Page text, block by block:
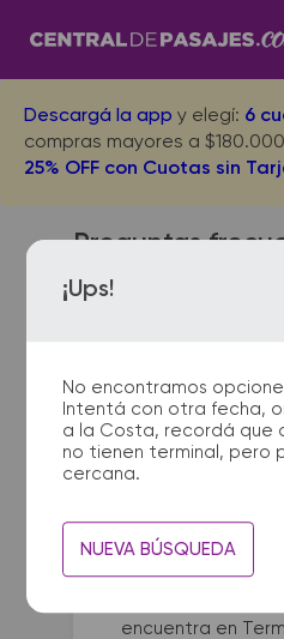
Descargá la app y elegí: 6
compras mayores a
25% OFF con Cuotas sin
¡Ups!
No encontramos
Intentá con otra fecha,
a la Costa, recordá que
no tienen terminal, pero
cercana.
NUEVA BÚSQUEDA
Preguntas
viaje desde
Ceballos
¿Dónde quedan
terminales de
Rosario a Rio
La terminal de
encuentra en